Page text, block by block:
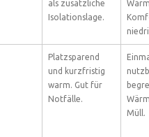
als zusätzliche
Isolationslage.
Platzsparend
und kurzfristig
warm. Gut für
Notfälle.
Müll.